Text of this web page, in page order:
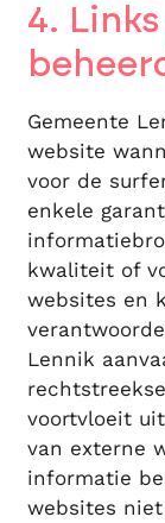
4.
Gemeente
website
voor de
enkele
kwaliteit of
websites en
Lennik
voortvloeit
van externe
informatie
websites